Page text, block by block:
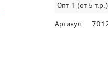
Опт 1 (от 5 т.р.)
Артикул: